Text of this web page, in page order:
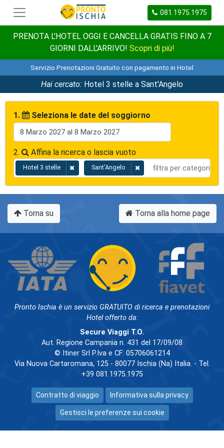
081.1975.1975
PRENOTA L'HOTEL OGGI E CANCELLA GRATIS FINO A 7
GIORNI DALL'ARRIVO! Scopri di più!
Servizio Prenotazioni Gratuito con pagamento in Hotel
Hai cercato: Hotel 3 stelle a Sant'Angelo
1. Seleziona le date del soggiorno
2. Affina la ricerca o lascia vuoto
Hotel 3 stelle Sant'Angelo
Torna su Torna alla home page
Pronto Ischia è un servizio GRATUITO di ricerca e prenotazioni
Hotel offerto da:
Secure Viaggi T.O.
Aut. Regione Campania n. 431 del 17/09/08
© Itiner Srl P.Iva e CF: 05706061214
Via Nuova Cartaromana, 125 - 80077 Ischia (Na) Italia. - Tel.
+39 081.1975.1975
Contratto di viaggio Informativa sulla privacy
Gestisci le preferenze sui cookie